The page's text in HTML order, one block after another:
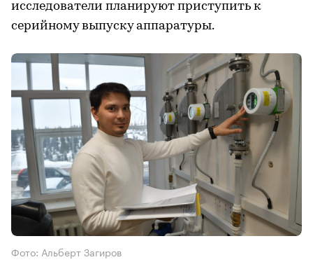
исследователи планируют приступить к
серийному выпуску аппаратуры.
Фото: Альберт Загиров